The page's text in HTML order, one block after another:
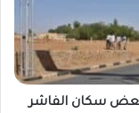
لبعض سكان الفاشر